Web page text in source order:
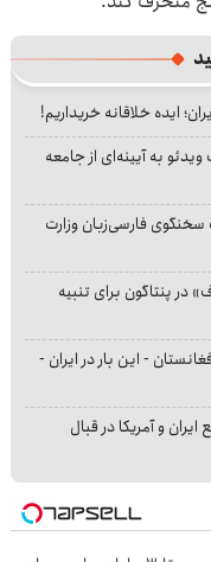
ایده خلاقانه خریداریم!
به آیینه‌ای از جامعه
فارسی‌زبان وزارت
در پنتاگون برای تنبیه
- این بار در ایران -
و آمریکا در قبال